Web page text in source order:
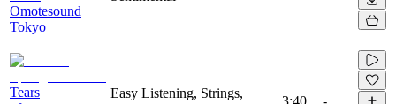
Omotesound
Tokyo
Tears
Easy Listening, Strings,
3:40 -